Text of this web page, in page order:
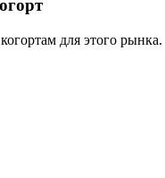
для этого рынка.